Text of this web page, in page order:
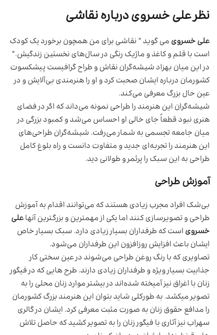
نظر علی خسروی درباره نقاشی
علی خسرویمی گوید ” نقاشی برای من همچون برخورد یک کودک
است با قلم و کاغذ و ماژیک رنگی در سال‌های نخستین زندگیش.”
در این میان بهزاد شیشه‌گران نقاش و طراح گرافیست پیشکسوت
کشورمان درباره ایشان صحبت کرد و او را هنرمندی بی‌آلایش و در
عین حال بزرگ معرفی می‌کند.
شیشه‌گران این هنرمند را طراحی نمونه می‌داند که اگر در فضای
هنری نبود قطعاً جای خالی او احساس می‌شد و کمبود بزرگی در
میان جامعه تجسمی به شمار می‌رفت. شیشه‌گران طراحی‌های
این هنرمند را تجربه‌ای جدید و متفاوت دانست و راه بلوغ کامل
طراحی به این سبک را پر‌ثمر و طولانی دید.
آموزش طراحی
بی‌شک افراد مجرب زیادی هستند که می‌توانند اقدام به آموزش
طراحی و تصویرسازی کنند اما یکی از مهمترین و بزرگترین آنهاعلی
خسرویاست که طرفداران بسیار زیادی دارد. سبک بسیار خاص
ایشان باعث افزایش روز‌افزون این طرفداران می‌شود.
تصاویری که با رنگ روغن طراحی می‌شوند در عین سختی کار
جذابیت بسیار ویژه و طرفداران زیادی دارند. طرح هایی که در فیگور
زنان با اغراق نیز آمیخته شده‌اند در بیشتر موارد زنان محلی را به
تصویر میکشد. به طورکلی شاید بتوان این هنرمند بزرگ کشورمان
را مدافع حقوق زنان به صورت مثبت معرفی کرد. ایشان در گالری
سهراب نیز آثاری با فیگور زنان را به تصویر کشید که حاصل تلاش